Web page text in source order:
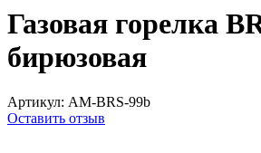
Газовая горелка
бирюзовая
Артикул: AM-BRS-99b
Оставить отзыв